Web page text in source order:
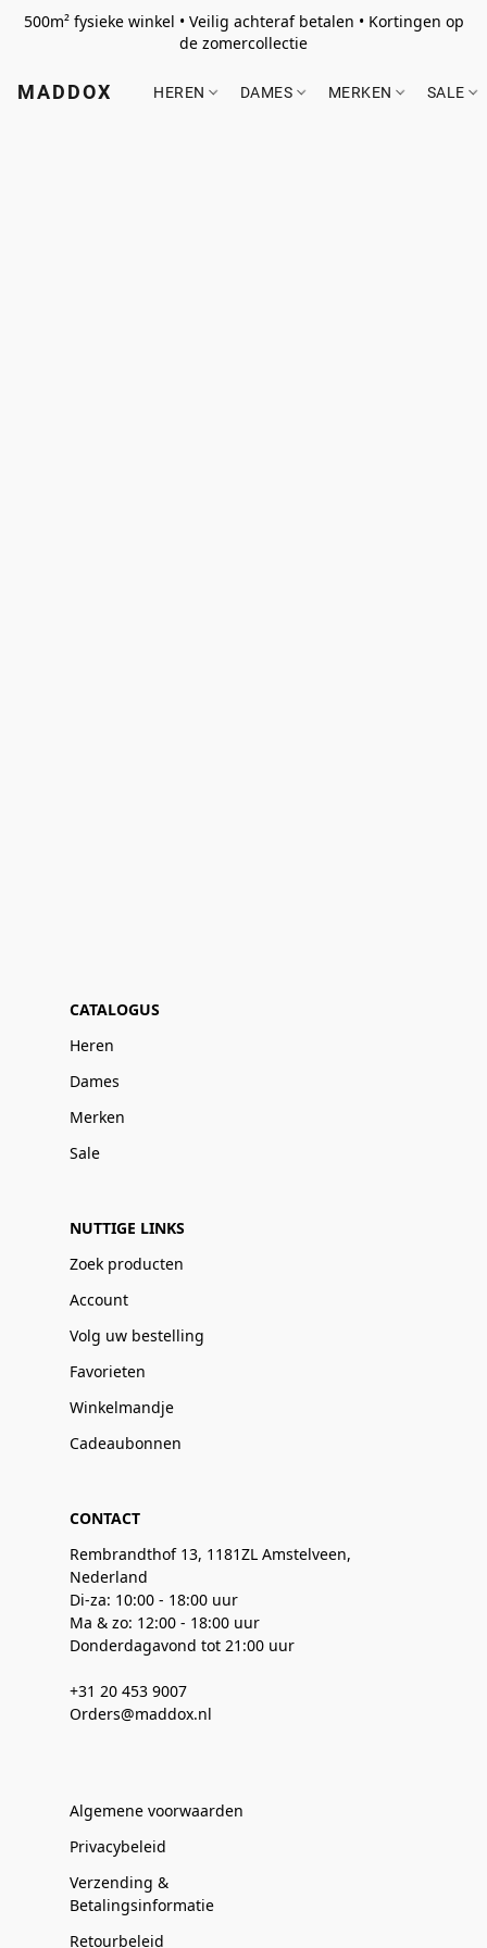
500m² fysieke winkel • Veilig achteraf betalen • Kortingen op
de zomercollectie
MADDOX HEREN DAMES MERKEN SALE
CATALOGUS
Heren
Dames
Merken
Sale
NUTTIGE LINKS
Zoek producten
Account
Volg uw bestelling
Favorieten
Winkelmandje
Cadeaubonnen
CONTACT
Rembrandthof 13, 1181ZL Amstelveen,
Nederland
Di-za: 10:00 - 18:00 uur
Ma & zo: 12:00 - 18:00 uur
Donderdagavond tot 21:00 uur
+31 20 453 9007
Orders@maddox.nl
Algemene voorwaarden
Privacybeleid
Verzending &
Betalingsinformatie
Retourbeleid